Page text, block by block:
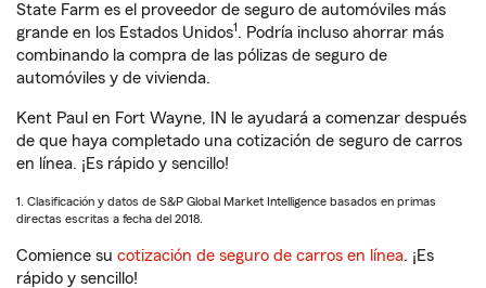
State Farm es el proveedor de seguro de automóviles más
grande en los Estados Unidos1. Podría incluso ahorrar más
combinando la compra de las pólizas de seguro de
automóviles y de vivienda.
Kent Paul en Fort Wayne, IN le ayudará a comenzar después
de que haya completado una cotización de seguro de carros
en línea. ¡Es rápido y sencillo!
1. Clasificación y datos de S&P Global Market Intelligence basados en primas
directas escritas a fecha del 2018.
Comience su cotización de seguro de carros en línea. ¡Es
rápido y sencillo!